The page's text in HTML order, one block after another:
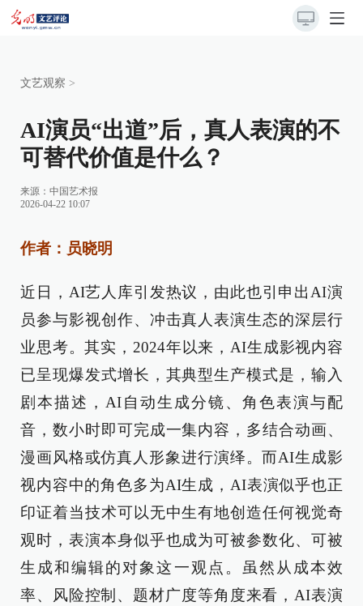
文艺观察 >
AI演员“出道”后，真人表演的不
可替代价值是什么？
来源： 中国艺术报
2026-04-22 10:07
作者：员晓明
近日，AI艺人库引发热议，由此也引申出AI演
员参与影视创作、冲击真人表演生态的深层行
业思考。其实，2024年以来，AI生成影视内容
已呈现爆发式增长，其典型生产模式是，输入
剧本描述，AI自动生成分镜、角色表演与配
音，数小时即可完成一集内容，多结合动画、
漫画风格或仿真人形象进行演绎。而AI生成影
视内容中的角色多为AI生成，AI表演似乎也正
印证着当技术可以无中生有地创造任何视觉奇
观时，表演本身似乎也成为可被参数化、可被
生成和编辑的对象这一观点。虽然从成本效
率、风险控制、题材广度等角度来看，AI表演